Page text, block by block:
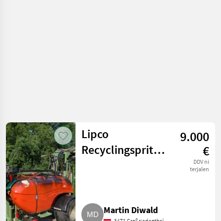
Drugi stroji za
Lipco
Recyclingspritze
9.000
€
DDV ni
terjalen
Martin Diwald